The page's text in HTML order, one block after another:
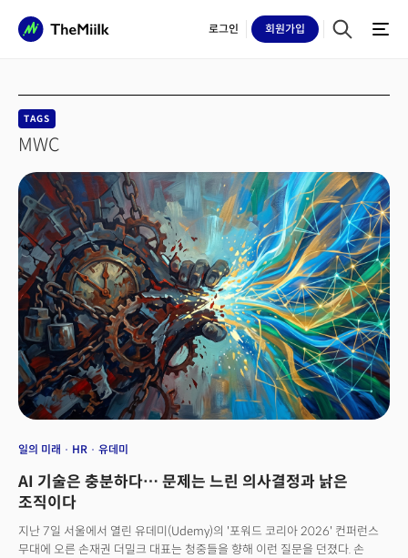
로그인 회원가입
TAGS
MWC
일의 미래 HR 유데미
AI 기술은 충분하다… 문제는 느린 의사결정과 낡은
조직이다
지난 7일 서울에서 열린 유데미(Udemy)의 '포워드 코리아 2026' 컨퍼런스
무대에 오른 손재권 더밀크 대표는 청중들을 향해 이런 질문을 던졌다. 손